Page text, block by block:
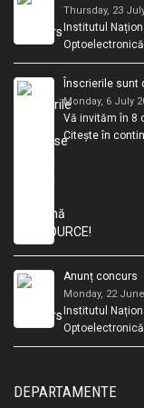
Thursday, 23
Institutul
Optoelectronică
Înscrierile sunt
Monday, 6 July
Vă invităm în 8
Citește în
Anunț concurs
Monday, 22
Institutul
Optoelectronică
DEPARTAMENTE